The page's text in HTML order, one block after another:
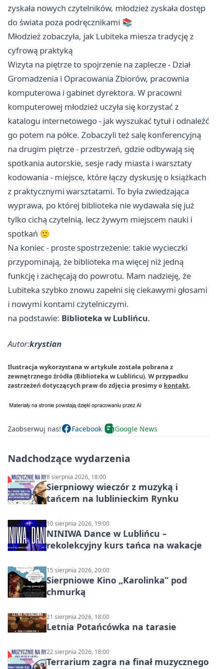
zyskała nowych czytelników, młodzież zyskała dostęp
do świata poza podręcznikami 📚
Młodzież zobaczyła, jak Lubiteka miesza tradycję z
cyfrową praktyką
Wizyta na piętrze to spojrzenie na zaplecze - Dział
Gromadzenia i Opracowania Zbiorów, pracownia
komputerowa i gabinet dyrektora. W pracowni
komputerowej młodzież uczyła się korzystać z
katalogu internetowego - jak wyszukać tytuł i odnaleźć
go potem na półce. Zobaczyli też salę konferencyjną
na drugim piętrze - przestrzeń, gdzie odbywają się
spotkania autorskie, sesje rady miasta i warsztaty
kodowania - miejsce, które łączy dyskusję o książkach
z praktycznymi warsztatami. To była zwiedzająca
wyprawa, po której biblioteka nie wydawała się już
tylko cichą czytelnią, lecz żywym miejscem nauki i
spotkań 🙂
Na koniec - proste spostrzeżenie: takie wycieczki
przypominają, że biblioteka ma więcej niż jedną
funkcję i zachęcają do powrotu. Mam nadzieję, że
Lubiteka szybko znowu zapełni się ciekawymi głosami
i nowymi kontami czytelniczymi.
na podstawie: Biblioteka w Lublińcu.
Autor:krystian
Ilustracja wykorzystana w artykule została pobrana z
zewnętrznego źródła (Biblioteka w Lublińcu). W przypadku
zastrzeżeń dotyczących praw do zdjęcia prosimy o kontakt.
Zaobserwuj nas! Facebook Google News
Nadchodzące wydarzenia
8 sierpnia 2026, 18:00
Sierpniowy wieczór z muzyką i
tańcem na lublinieckim Rynku
10 sierpnia 2026, 19:00
NINIWA Dance w Lublińcu –
rekolekcyjny kurs tańca na wakacje
15 sierpnia 2026, 20:00
Sierpniowe Kino „Karolinka” pod
chmurką
21 sierpnia 2026, 18:00
Letnia Potańcówka na tarasie
22 sierpnia 2026, 18:00
Terrarium zagra na finał muzycznego